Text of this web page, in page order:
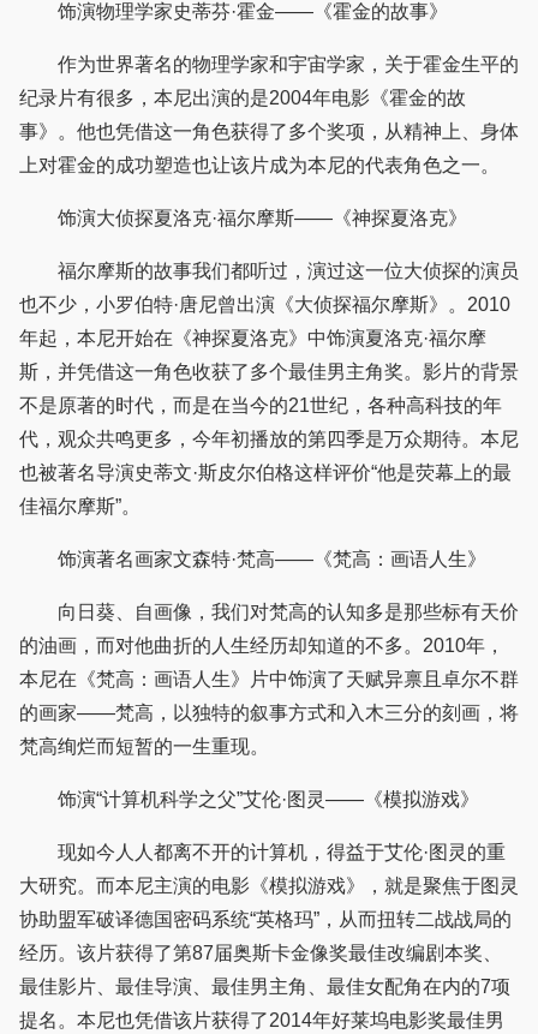
饰演物理学家史蒂芬·霍金——《霍金的故事》
作为世界著名的物理学家和宇宙学家，关于霍金生平的
纪录片有很多，本尼出演的是2004年电影《霍金的故
事》。他也凭借这一角色获得了多个奖项，从精神上、身体
上对霍金的成功塑造也让该片成为本尼的代表角色之一。
饰演大侦探夏洛克·福尔摩斯——《神探夏洛克》
福尔摩斯的故事我们都听过，演过这一位大侦探的演员
也不少，小罗伯特·唐尼曾出演《大侦探福尔摩斯》。2010
年起，本尼开始在《神探夏洛克》中饰演夏洛克·福尔摩
斯，并凭借这一角色收获了多个最佳男主角奖。影片的背景
不是原著的时代，而是在当今的21世纪，各种高科技的年
代，观众共鸣更多，今年初播放的第四季是万众期待。本尼
也被著名导演史蒂文·斯皮尔伯格这样评价“他是荧幕上的最
佳福尔摩斯”。
饰演著名画家文森特·梵高——《梵高：画语人生》
向日葵、自画像，我们对梵高的认知多是那些标有天价
的油画，而对他曲折的人生经历却知道的不多。2010年，
本尼在《梵高：画语人生》片中饰演了天赋异禀且卓尔不群
的画家——梵高，以独特的叙事方式和入木三分的刻画，将
梵高绚烂而短暂的一生重现。
饰演“计算机科学之父”艾伦·图灵——《模拟游戏》
现如今人人都离不开的计算机，得益于艾伦·图灵的重
大研究。而本尼主演的电影《模拟游戏》，就是聚焦于图灵
协助盟军破译德国密码系统“英格玛”，从而扭转二战战局的
经历。该片获得了第87届奥斯卡金像奖最佳改编剧本奖、
最佳影片、最佳导演、最佳男主角、最佳女配角在内的7项
提名。本尼也凭借该片获得了2014年好莱坞电影奖最佳男